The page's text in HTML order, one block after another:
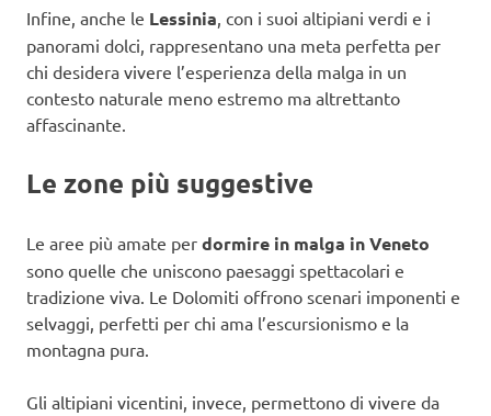
Infine, anche le Lessinia, con i suoi altipiani verdi e i
panorami dolci, rappresentano una meta perfetta per
chi desidera vivere l’esperienza della malga in un
contesto naturale meno estremo ma altrettanto
affascinante.
Le zone più suggestive
Le aree più amate per dormire in malga in Veneto
sono quelle che uniscono paesaggi spettacolari e
tradizione viva. Le Dolomiti offrono scenari imponenti e
selvaggi, perfetti per chi ama l’escursionismo e la
montagna pura.
Gli altipiani vicentini, invece, permettono di vivere da